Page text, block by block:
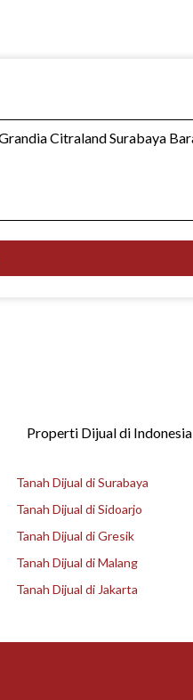
Properti Dijual di Indonesia
Tanah Dijual di Surabaya
Tanah Dijual di Sidoarjo
Tanah Dijual di Gresik
Tanah Dijual di Malang
Tanah Dijual di Jakarta